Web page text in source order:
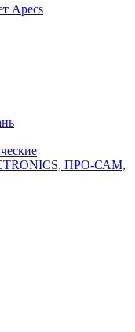
Apecs
ПРО-САМ,